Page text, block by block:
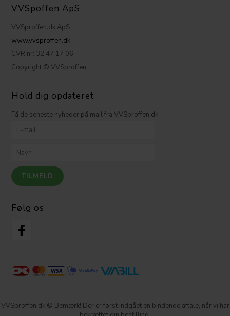
VVSpoffen ApS
VVSproffen.dk ApS
www.vvsproffen.dk
CVR nr: 32 47 17 06
Copyright © VVSproffen
Hold dig opdateret
Få de seneste nyheder på mail fra VVSproffen.dk
Følg os
VVSproffen.dk © Bemærk! Der er først indgået en bindende aftale, når vi har